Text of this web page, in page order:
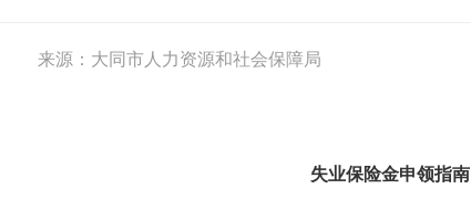
来源： 大同市人力资源和社会保障局
失业保险金申领指南